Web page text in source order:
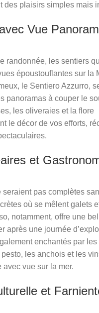
des plaisirs simples mais
Vue
randonnée, les sentiers
époustouflantes sur la
le Sentiero Azzurro,
panoramas à couper le
les oliveraies et la flore
le décor de vos efforts,
et
seraient pas complètes
où se mêlent galets
notamment, offre une
après une journée
enchantés par
les anchois et les
avec vue sur la mer.
et